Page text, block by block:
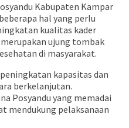
Kabupaten Kampar
hal yang perlu
kualitas kader
merupakan ujung tombak
di masyarakat.
kapasitas dan
berkelanjutan.
Posyandu yang memadai
mendukung pelaksanaan